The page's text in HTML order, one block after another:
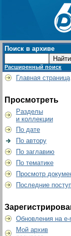
Поиск в архиве
Расширенный поиск
Главная страница
Просмотреть
Разделы
и коллекции
По дате
По автору
По заглавию
По тематике
Просмотр
Последние
Обновления на e-
Мой архив